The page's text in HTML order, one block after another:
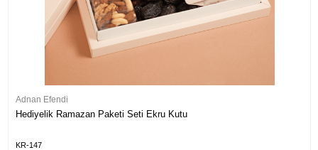
Adnan Efendi
Hediyelik Ramazan Paketi Seti Ekru Kutu
KR-147